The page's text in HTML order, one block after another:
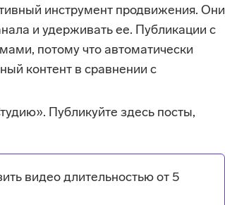
инструмент продвижения. Они
и удерживать ее. Публикации с
потому что автоматически
контент в сравнении с
Публикуйте здесь посты,
видео длительностью от 5